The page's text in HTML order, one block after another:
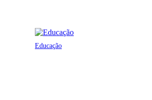
Educação